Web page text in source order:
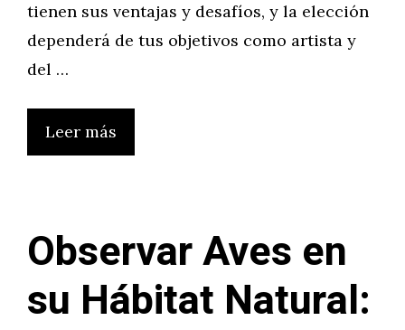
tienen sus ventajas y desafíos, y la elección
dependerá de tus objetivos como artista y
del …
Leer más
Observar Aves en
su Hábitat Natural: